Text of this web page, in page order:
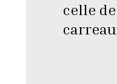
celle